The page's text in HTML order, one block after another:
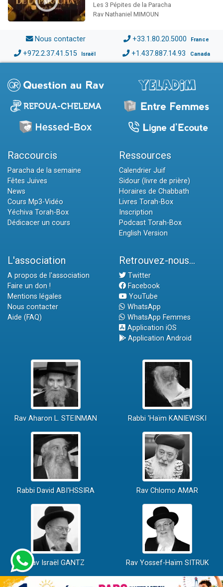
Les 3 Pépites de la Paracha
Rav Nathaniel MIMOUN
Nous contacter +33.1.80.20.5000 France
+972.2.37.41.515 Israël +1.437.887.14.93 Canada
Raccourcis
Paracha de la semaine
Fêtes Juives
News
Cours Mp3-Vidéo
Yéchiva Torah-Box
Dédicacer un cours
Ressources
Calendrier Juif
Sidour (livre de prière)
Horaires de Chabbath
Livres Torah-Box
Inscription
Podcast Torah-Box
English Version
L'association
A propos de l'association
Faire un don !
Mentions légales
Nous contacter
Aide (FAQ)
Retrouvez-nous...
Twitter
Facebook
YouTube
WhatsApp
WhatsApp Femmes
Application iOS
Application Android
Rav Aharon L. STEINMAN Rabbi 'Haïm KANIEWSKI
Rabbi David ABI'HSSIRA Rav Chlomo AMAR
Rav Israël GANTZ Rav Yossef-Haïm SITRUK